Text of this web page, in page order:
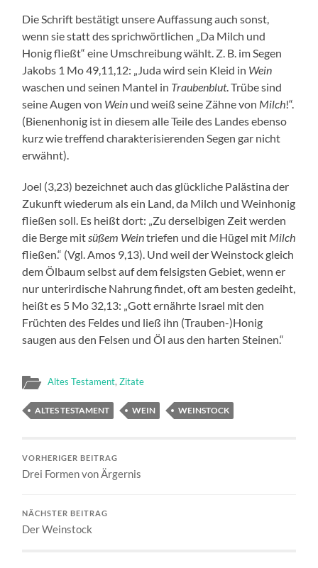
Die Schrift bestätigt unsere Auffassung auch sonst,
wenn sie statt des sprichwörtlichen „Da Milch und
Honig fließt“ eine Umschreibung wählt. Z. B. im Segen
Jakobs 1 Mo 49,11,12: „Juda wird sein Kleid in Wein
waschen und seinen Mantel in Traubenblut. Trübe sind
seine Augen von Wein und weiß seine Zähne von Milch!“.
(Bienenhonig ist in diesem alle Teile des Landes ebenso
kurz wie treffend charakterisierenden Segen gar nicht
erwähnt).
Joel (3,23) bezeichnet auch das glückliche Palästina der
Zukunft wiederum als ein Land, da Milch und Weinhonig
fließen soll. Es heißt dort: „Zu derselbigen Zeit werden
die Berge mit süßem Weintriefen und die Hügel mit Milch
fließen.“ (Vgl. Amos 9,13). Und weil der Weinstock gleich
dem Ölbaum selbst auf dem felsigsten Gebiet, wenn er
nur unterirdische Nahrung findet, oft am besten gedeiht,
heißt es 5 Mo 32,13: „Gott ernährte Israel mit den
Früchten des Feldes und ließ ihn (Trauben-)Honig
saugen aus den Felsen und Öl aus den harten Steinen.“
Altes Testament,Zitate
ALTES TESTAMENT WEIN WEINSTOCK
VORHERIGER BEITRAG
Drei Formen von Ärgernis
NÄCHSTER BEITRAG
Der Weinstock